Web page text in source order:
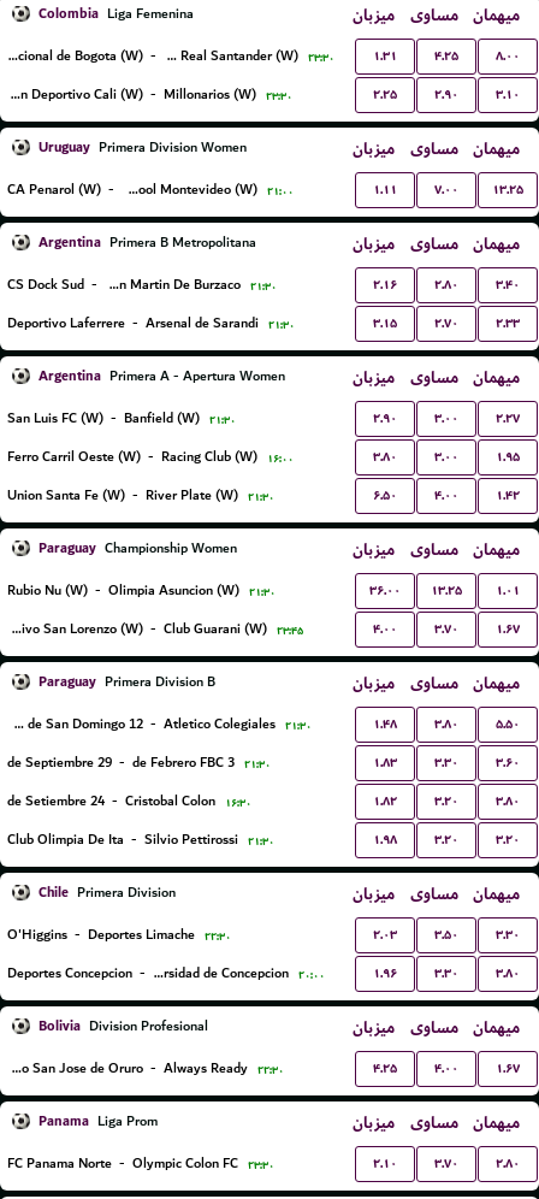
Colombia Liga Femenina میزبان مساوی میهمان
Internacional de Bogota (W) - CD Real Santander (W) ۲۳:۳۰ ۱.۳۱ ۴.۲۵ ۸.۰۰
Asociacion Deportivo Cali (W) - Millonarios (W) ۲۳:۳۰ ۲.۲۵ ۲.۹۰ ۳.۱۰
Uruguay Primera Division Women میزبان مساوی میهمان
CA Penarol (W) - Liverpool Montevideo (W) ۲۱:۰۰ ۱.۱۱ ۷.۰۰ ۱۳.۲۵
Argentina Primera B Metropolitana میزبان مساوی میهمان
CS Dock Sud - San Martin De Burzaco ۲۱:۳۰ ۲.۱۶ ۲.۸۰ ۳.۴۰
Deportivo Laferrere - Arsenal de Sarandi ۲۱:۳۰ ۳.۱۵ ۲.۷۰ ۲.۳۳
Argentina Primera A - Apertura Women میزبان مساوی میهمان
San Luis FC (W) - Banfield (W) ۲۱:۳۰ ۲.۹۰ ۳.۰۰ ۲.۲۷
Ferro Carril Oeste (W) - Racing Club (W) ۱۶:۰۰ ۳.۸۰ ۳.۰۰ ۱.۹۵
Union Santa Fe (W) - River Plate (W) ۲۱:۳۰ ۶.۵۰ ۴.۰۰ ۱.۴۲
Paraguay Championship Women میزبان مساوی میهمان
Rubio Nu (W) - Olimpia Asuncion (W) ۲۱:۳۰ ۳۶.۰۰ ۱۳.۲۵ ۱.۰۱
Sportivo San Lorenzo (W) - Club Guarani (W) ۲۳:۴۵ ۴.۰۰ ۳.۷۰ ۱.۶۷
Paraguay Primera Division B میزبان مساوی میهمان
12 de Octubre de San Domingo - Atletico Colegiales ۲۱:۳۰ ۱.۴۸ ۳.۸۰ ۵.۵۰
29 de Septiembre - 3 de Febrero FBC ۲۱:۳۰ ۱.۸۳ ۳.۳۰ ۳.۶۰
24 de Setiembre - Cristobal Colon ۱۶:۳۰ ۱.۸۲ ۳.۲۰ ۳.۸۰
Club Olimpia De Ita - Silvio Pettirossi ۲۱:۳۰ ۱.۹۸ ۳.۲۰ ۳.۲۰
Chile Primera Division میزبان مساوی میهمان
O'Higgins - Deportes Limache ۲۲:۳۰ ۲.۰۳ ۳.۵۰ ۳.۳۰
Deportes Concepcion - C.D. Universidad de Concepcion ۲۰:۰۰ ۱.۹۶ ۳.۳۰ ۳.۸۰
Bolivia Division Profesional میزبان مساوی میهمان
GV Club Deportivo San Jose de Oruro - Always Ready ۲۲:۳۰ ۴.۲۵ ۴.۰۰ ۱.۶۷
Panama Liga Prom میزبان مساوی میهمان
FC Panama Norte - Olympic Colon FC ۲۳:۳۰ ۲.۱۰ ۳.۷۰ ۲.۸۰